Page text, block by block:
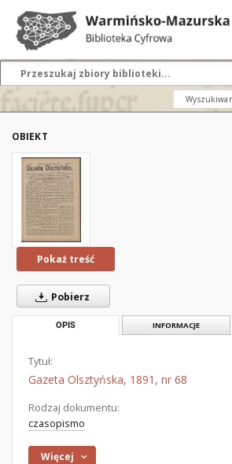
OBIEKT
Pokaż treść
Pobierz
OPIS INFORMACJE
Tytuł:
Gazeta Olsztyńska, 1891, nr 68
Rodzaj dokumentu:
czasopismo
Więcej